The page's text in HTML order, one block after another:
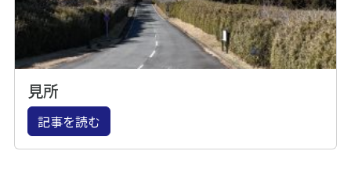
見所
記事を読む